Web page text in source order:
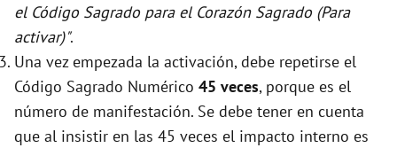
el Código Sagrado para el Corazón Sagrado (Para
activar)".
Una vez empezada la activación, debe repetirse el
Código Sagrado Numérico 45 veces, porque es el
número de manifestación. Se debe tener en cuenta
que al insistir en las 45 veces el impacto interno es